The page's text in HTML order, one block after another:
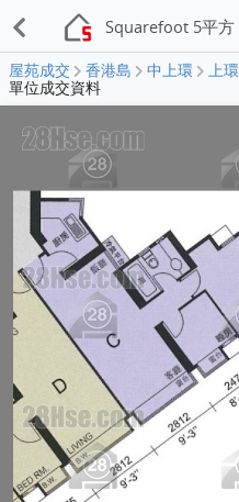
Squarefoot 5平方
屋苑成交 香港島 中上環 上環
單位成交資料